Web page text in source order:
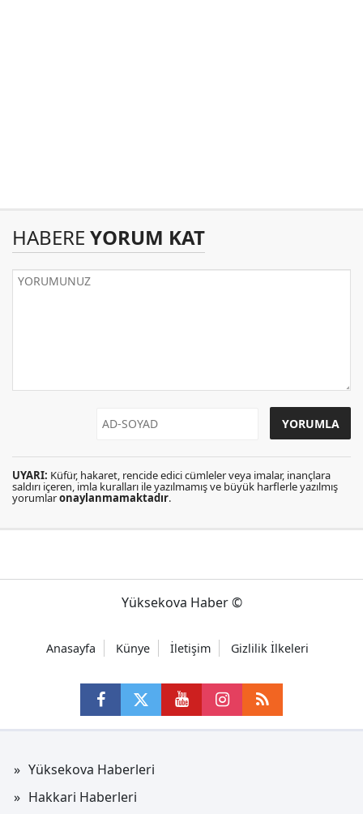
HABERE YORUM KAT
UYARI: Küfür, hakaret, rencide edici cümleler veya imalar, inançlara
saldırı içeren, imla kuralları ile yazılmamış ve büyük harflerle yazılmış
yorumlaronaylanmamaktadır.
Yüksekova Haber ©
Anasayfa Künye İletişim Gizlilik İlkeleri
Yüksekova Haberleri
Hakkari Haberleri